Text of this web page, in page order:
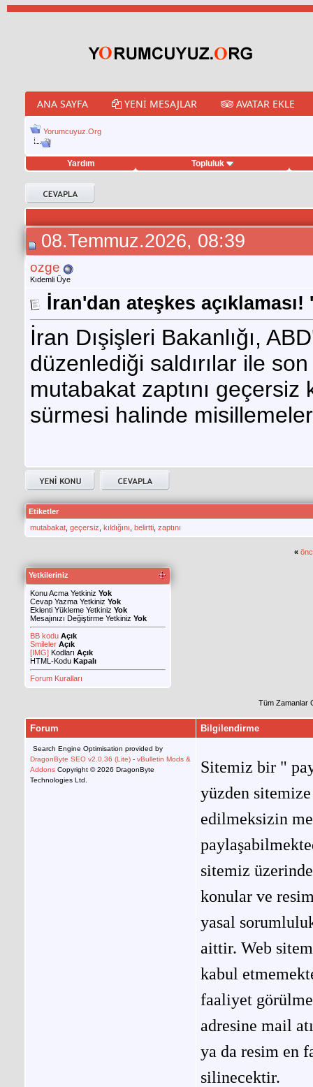
ANA SAYFA YENI MESAJLAR AVATAR EKLE
Yorumcuyuz.Org
Yardım Topluluk
porno izle twitter retweet hilesi
08.Temmuz.2026, 08:39
ozge
Kıdemli Üye
İran'dan ateşkes
İran Dışişleri Bakanlığı,
düzenlediği saldırılar ile son
mutabakat zaptını geçersiz
sürmesi halinde
Etiketler
mutabakat geçersiz kıldığını belirtti zaptını
«
Yetkileriniz
Konu Acma Yetkiniz Yok
Cevap Yazma Yetkiniz Yok
Eklenti Yükleme Yetkiniz Yok
Mesajınızı Değiştirme Yetkiniz Yok
BB kodu Açık
Smileler Açık
[IMG] Kodları Açık
HTML-Kodu Kapalı
Forum Kuralları
Tüm Zamanlar
Forum Bilgilendirme
Search Engine Optimisation provided by
DragonByte SEO v2.0.36 (Lite) - vBulletin Mods &
Addons Copyright © 2026 DragonByte
Technologies Ltd.
Sitemiz bir "
yüzden
edilmeksizin
sitemiz
konular ve
yasal
aittir. Web
kabul
faaliyet
adresine mail
ya da resim en
silinecektir.